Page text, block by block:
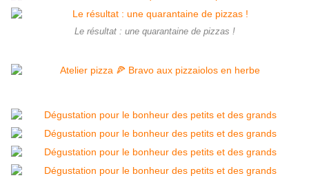
Le résultat : une quarantaine de pizzas !